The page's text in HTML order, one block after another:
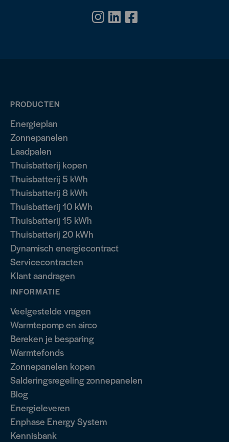
PRODUCTEN
Energieplan
Zonnepanelen
Laadpalen
Thuisbatterij kopen
Thuisbatterij 5 kWh
Thuisbatterij 8 kWh
Thuisbatterij 10 kWh
Thuisbatterij 15 kWh
Thuisbatterij 20 kWh
Dynamisch energiecontract
Servicecontracten
Klant aandragen
INFORMATIE
Veelgestelde vragen
Warmtepomp en airco
Bereken je besparing
Warmtefonds
Zonnepanelen kopen
Salderingsregeling zonnepanelen
Blog
Energieleveren
Enphase Energy System
Kennisbank